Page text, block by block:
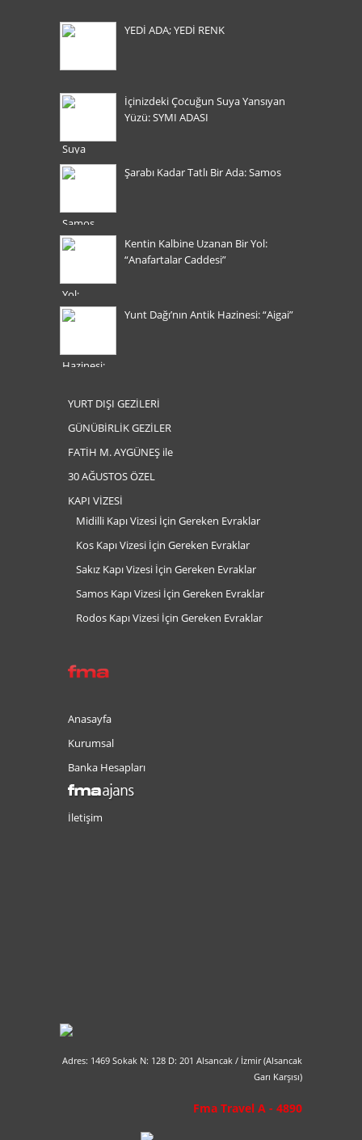
YEDİ ADA; YEDİ RENK
İçinizdeki Çocuğun Suya Yansıyan
Yüzü: SYMI ADASI
Şarabı Kadar Tatlı Bir Ada: Samos
Kentin Kalbine Uzanan Bir Yol:
“Anafartalar Caddesi”
Yunt Dağı’nın Antik Hazinesi: “Aigai”
YURT DIŞI GEZİLERİ
GÜNÜBİRLİK GEZİLER
FATİH M. AYGÜNEŞ ile
30 AĞUSTOS ÖZEL
KAPI VİZESİ
Midilli Kapı Vizesi İçin Gereken Evraklar
Kos Kapı Vizesi İçin Gereken Evraklar
Sakız Kapı Vizesi İçin Gereken Evraklar
Samos Kapı Vizesi İçin Gereken Evraklar
Rodos Kapı Vizesi İçin Gereken Evraklar
Anasayfa
Kurumsal
Banka Hesapları
İletişim
Adres: 1469 Sokak N: 128 D: 201 Alsancak / İzmir (Alsancak
Garı Karşısı)
Fma Travel A - 4890